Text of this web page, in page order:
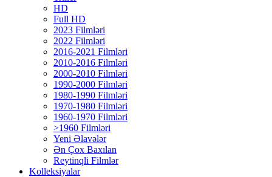
HD
Full HD
2023 Filmləri
2022 Filmləri
2016-2021 Filmləri
2010-2016 Filmləri
2000-2010 Filmləri
1990-2000 Filmləri
1980-1990 Filmləri
1970-1980 Filmləri
1960-1970 Filmləri
>1960 Filmləri
Yeni Əlavələr
Ən Çox Baxılan
Reytinqli Filmlər
Kolleksiyalar